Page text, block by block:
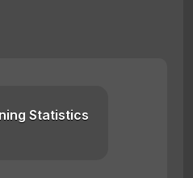
Statistics